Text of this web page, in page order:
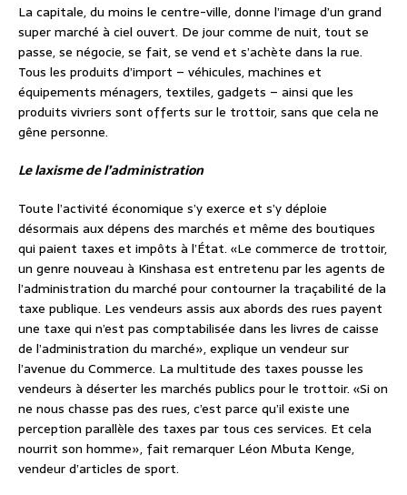
La capitale, du moins le centre-ville, donne l’image d’un grand
super marché à ciel ouvert. De jour comme de nuit, tout se
passe, se négocie, se fait, se vend et s’achète dans la rue.
Tous les produits d’import – véhicules, machines et
équipements ménagers, textiles, gadgets – ainsi que les
produits vivriers sont offerts sur le trottoir, sans que cela ne
gêne personne.
Le laxisme de l’administration
Toute l’activité économique s’y exerce et s’y déploie
désormais aux dépens des marchés et même des boutiques
qui paient taxes et impôts à l’État. «Le commerce de trottoir,
un genre nouveau à Kinshasa est entretenu par les agents de
l’administration du marché pour contourner la traçabilité de la
taxe publique. Les vendeurs assis aux abords des rues payent
une taxe qui n’est pas comptabilisée dans les livres de caisse
de l’administration du marché», explique un vendeur sur
l’avenue du Commerce. La multitude des taxes pousse les
vendeurs à déserter les marchés publics pour le trottoir. «Si on
ne nous chasse pas des rues, c’est parce qu’il existe une
perception parallèle des taxes par tous ces services. Et cela
nourrit son homme», fait remarquer Léon Mbuta Kenge,
vendeur d’articles de sport.